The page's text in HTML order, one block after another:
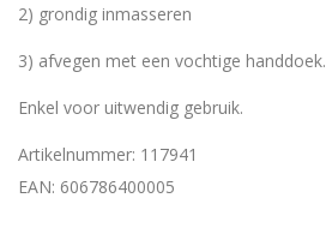
2) grondig inmasseren
3) afvegen met een vochtige handdoek.
Enkel voor uitwendig gebruik.
Artikelnummer: 117941
EAN: 606786400005